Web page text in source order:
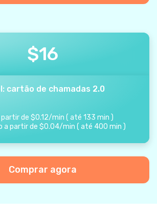
$16
cartão de chamadas 2.0
partir de $0.12/min ( até 133 min )
a partir de $0.04/min ( até 400 min )
Comprar agora